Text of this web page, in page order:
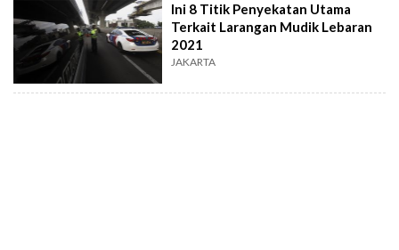
Ini 8 Titik Penyekatan Utama
Terkait Larangan Mudik Lebaran
2021
JAKARTA